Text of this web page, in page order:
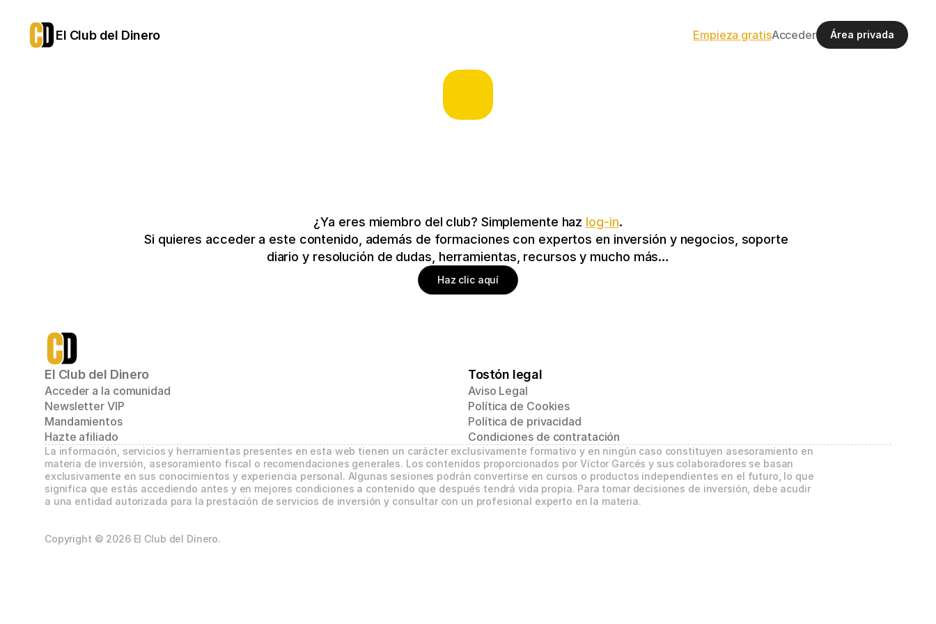
El Club del Dinero Empieza gratisAcceder Área privada
¿Ya eres miembro del club? Simplemente haz log-in.
Si quieres acceder a este contenido, además de formaciones con expertos en inversión y negocios, soporte
diario y resolución de dudas, herramientas, recursos y mucho más…
Haz clic aquí
El Club del Dinero
Acceder a la comunidad
Newsletter VIP
Mandamientos
Hazte afiliado
Tostón legal
Aviso Legal
Política de Cookies
Política de privacidad
Condiciones de contratación
La información, servicios y herramientas presentes en esta web tienen un carácter exclusivamente formativo y en ningún caso constituyen asesoramiento en
materia de inversión, asesoramiento fiscal o recomendaciones generales. Los contenidos proporcionados por Víctor Garcés y sus colaboradores se basan
exclusivamente en sus conocimientos y experiencia personal. Algunas sesiones podrán convertirse en cursos o productos independientes en el futuro, lo que
significa que estás accediendo antes y en mejores condiciones a contenido que después tendrá vida propia. Para tomar decisiones de inversión, debe acudir
a una entidad autorizada para la prestación de servicios de inversión y consultar con un profesional experto en la materia.
Copyright © 2026 El Club del Dinero.